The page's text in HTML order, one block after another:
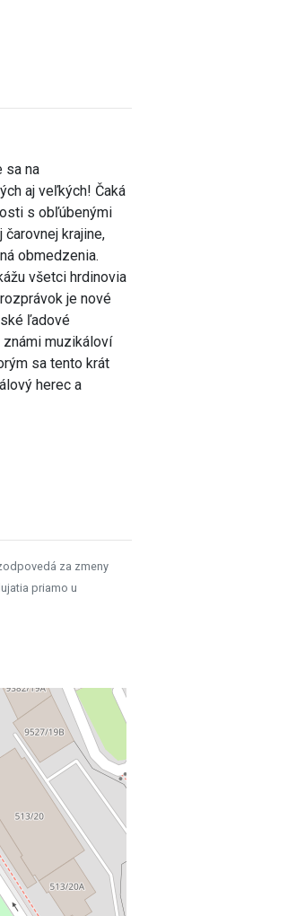
sa na
aj veľkých! Čaká
s obľúbenými
krajine,
obmedzenia.
všetci hrdinovia
je nové
ľadové
muzikáloví
sa tento krát
herec a
za zmeny
priamo u